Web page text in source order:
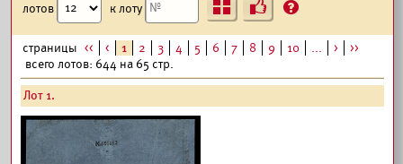
лотов к лоту Ъ ?
страницы << < 1 2 3 4 5 6 7 8 9 10 ... >
>>
всего лотов: 644 на 65 стр.
Лот 1.